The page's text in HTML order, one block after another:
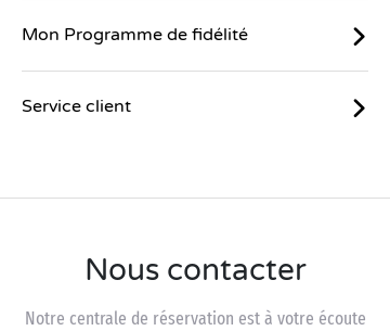
Mon Programme de fidélité
Service client
Nous contacter
Notre centrale de réservation est à votre écoute